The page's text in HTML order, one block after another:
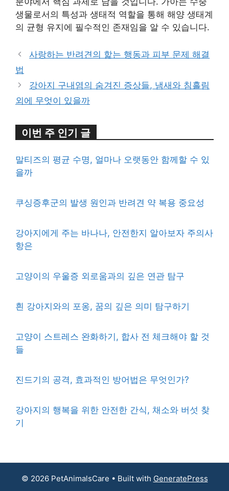
생물로서의 특성과 생태적 역할을 통해 해양 생태계
의 균형 유지에 필수적인 존재임을 알 수 있습니다.
사랑하는 반려견의 핥는 행동과 피부 문제 해결
법
강아지 구내염의 숨겨진 증상들, 냄새와 침흘림
외에 무엇이 있을까
이번 주 인기 글
말티즈의 평균 수명, 얼마나 오랫동안 함께할 수 있
을까
쿠싱증후군의 발생 원인과 반려견 약 복용 중요성
강아지에게 주는 바나나, 안전한지 알아보자 주의사
항은
고양이의 우울증 외로움과의 깊은 연관 탐구
흰 강아지와의 포옹, 꿈의 깊은 의미 탐구하기
고양이 스트레스 완화하기, 합사 전 체크해야 할 것
들
진드기의 공격, 효과적인 방어법은 무엇인가?
강아지의 행복을 위한 안전한 간식, 채소와 버섯 찾
기
© 2026 PetAnimalsCare • Built with GeneratePress